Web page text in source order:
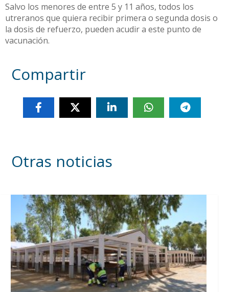
Salvo los menores de entre 5 y 11 años, todos los
utreranos que quiera recibir primera o segunda dosis o
la dosis de refuerzo, pueden acudir a este punto de
vacunación.
Compartir
Otras noticias